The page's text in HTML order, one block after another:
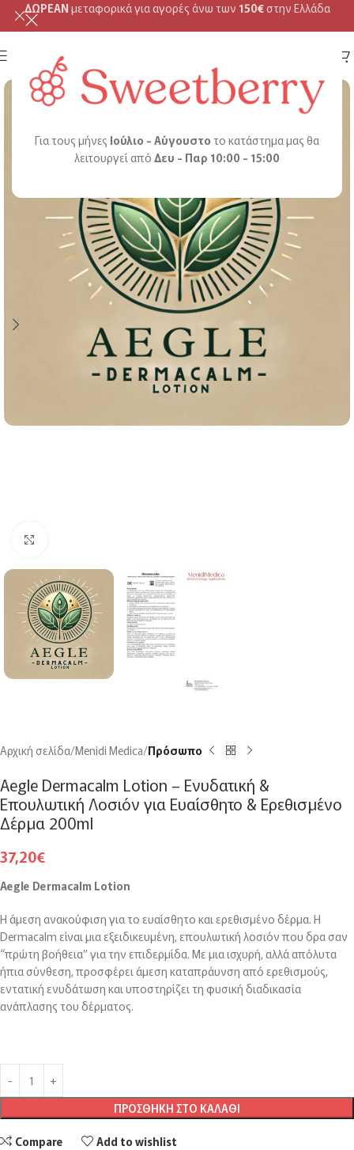
Για τους μήνες Ιούλιο - Αύγουστο το κατάστημα μας θα
λειτουργεί από Δευ - Παρ 10:00 - 15:00
ΔΩΡΕΑΝ μεταφορικά για αγορές άνω των 150€στην Ελλάδα
Αρχική σελίδα Menidi Medica Πρόσωπο
Aegle Dermacalm Lotion – Ενυδατική &
Επουλωτική Λοσιόν για Ευαίσθητο & Ερεθισμένο
Δέρμα 200ml
37,20€
Aegle Dermacalm Lotion
Η άμεση ανακούφιση για το ευαίσθητο και ερεθισμένο δέρμα. Η
Dermacalm είναι μια εξειδικευμένη, επουλωτική λοσιόν που δρα σαν
“πρώτη βοήθεια” για την επιδερμίδα. Με μια ισχυρή, αλλά απόλυτα
ήπια σύνθεση, προσφέρει άμεση καταπράυνση από ερεθισμούς,
εντατική ενυδάτωση και υποστηρίζει τη φυσική διαδικασία
ανάπλασης του δέρματος.
ΠΡΟΣΘΉΚΗ ΣΤΟ ΚΑΛΆΘΙ
Compare Add to wishlist